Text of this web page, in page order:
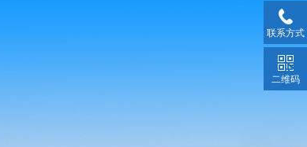
联系方式
二维码